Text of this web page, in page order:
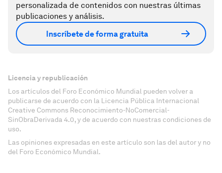
personalizada de contenidos con nuestras últimas
publicaciones y análisis.
Inscríbete de forma gratuita
Licencia y republicación
Los artículos del Foro Económico Mundial pueden volver a
publicarse de acuerdo con la Licencia Pública Internacional
Creative Commons Reconocimiento-NoComercial-
SinObraDerivada 4.0, y de acuerdo con nuestras condiciones de
uso.
Las opiniones expresadas en este artículo son las del autor y no
del Foro Económico Mundial.